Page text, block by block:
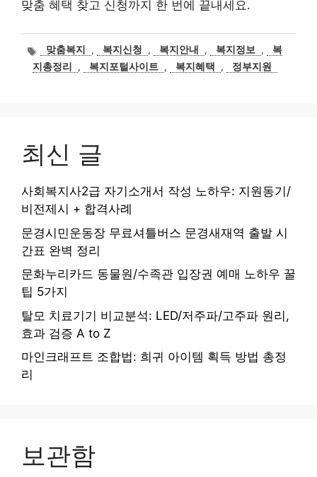
맞춤 혜택 찾고 신청까지 한 번에 끝내세요.
태
그
맞춤복지 , 복지신청 , 복지안내 , 복지정보 ,
복
지총정리
, 복지포털사이트 , 복지혜택 , 정부지원
최신 글
사회복지사2급 자기소개서 작성 노하우: 지원동기/
비전제시 + 합격사례
문경시민운동장 무료셔틀버스 문경새재역 출발 시
간표 완벽 정리
문화누리카드 동물원/수족관 입장권 예매 노하우 꿀
팁 5가지
탈모 치료기기 비교분석: LED/저주파/고주파 원리,
효과 검증 A to Z
마인크래프트 조합법: 희귀 아이템 획득 방법 총정
리
보관함